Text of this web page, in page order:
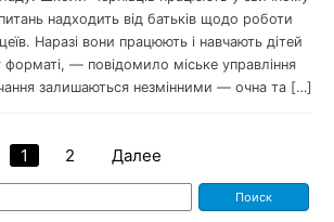
надходить від батьків щодо роботи
Наразі вони працюють і навчають дітей
— повідомило міське управління
залишаються незмінними — очна та […]
Навигация
по
1 2 Далее